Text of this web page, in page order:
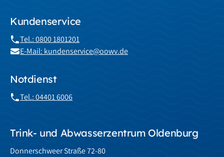
Kundenservice
Tel.: 0800 1801201
E-Mail: kundenservice@oowv.de
Notdienst
Tel.: 04401 6006
Trink- und Abwasserzentrum Oldenburg
Donnerschweer Straße 72-80